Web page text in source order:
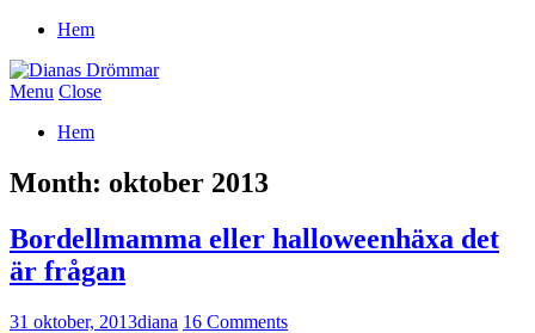
Hem
Menu Close
Hem
Month: oktober 2013
Bordellmamma eller halloweenhäxa det
är frågan
31 oktober, 2013diana 16 Comments